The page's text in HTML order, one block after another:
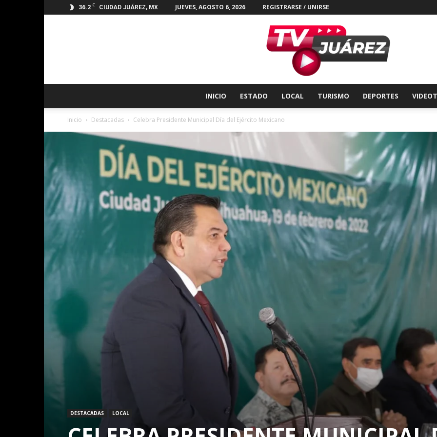
36.2 C CIUDAD JUÁREZ, MX JUEVES, AGOSTO 6, 2026 REGISTRARSE / UNIRSE
Juárez
INICIO ESTADO LOCAL TURISMO DEPORTES
Inicio Destacadas Celebra Presidente Municipal Día del Ejército Mexicano
DESTACADAS LOCAL